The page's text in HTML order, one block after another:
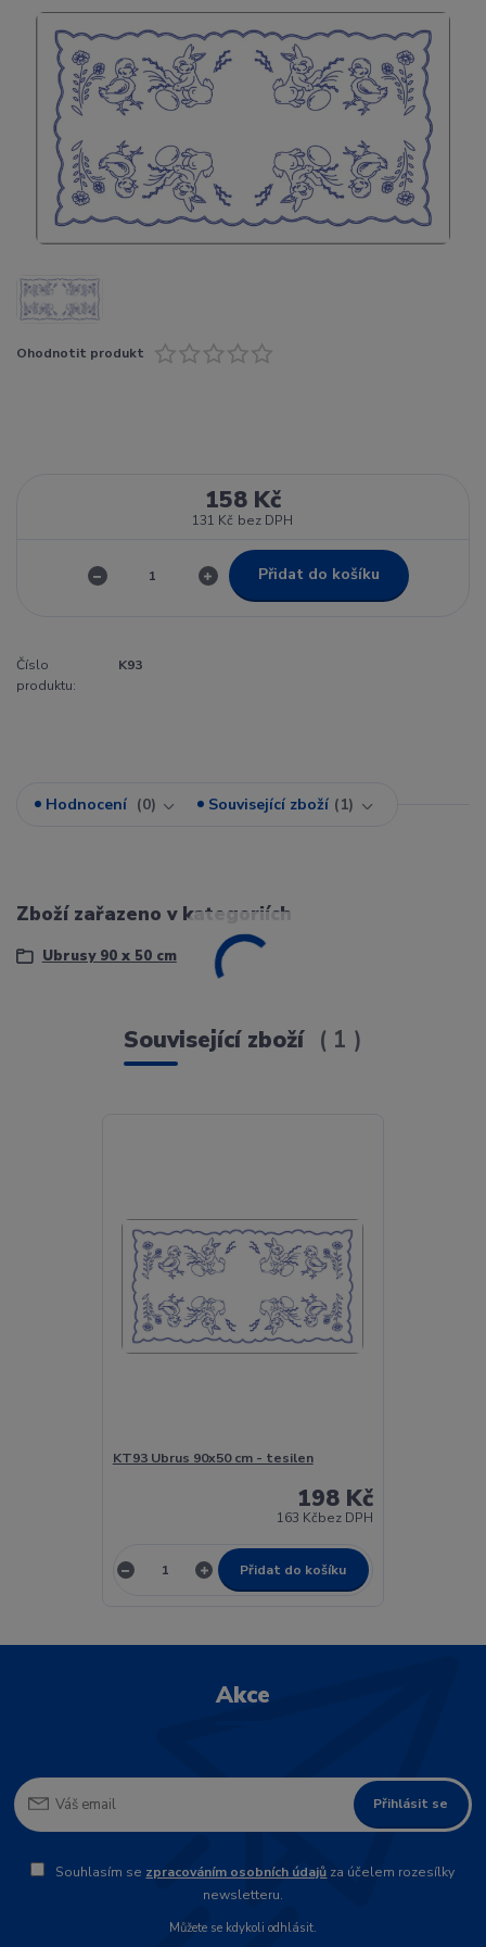
Ohodnotit produkt
158 Kč
131 Kč bez DPH
Přidat do košíku
Číslo
produktu:
K93
Hodnocení 0 Související zboží 1
Zboží zařazeno v kategoriích
Ubrusy 90 x 50 cm
Související zboží 1
KT93 Ubrus 90x50 cm - tesilen
198 Kč
163 Kčbez DPH
Přidat do košíku
Akce
Přihlásit se
Souhlasím se zpracováním osobních údajů za účelem rozesílky
newsletteru.
Můžete se kdykoli odhlásit.